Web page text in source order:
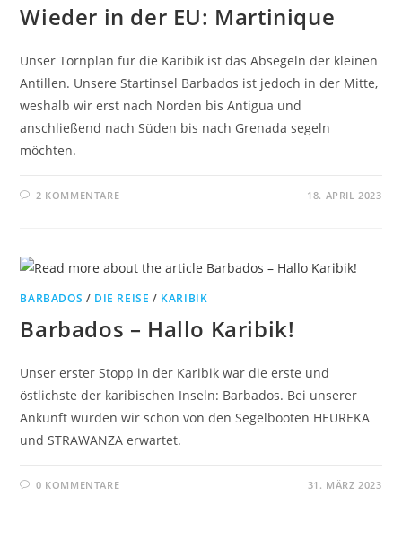
Wieder in der EU: Martinique
Unser Törnplan für die Karibik ist das Absegeln der kleinen
Antillen. Unsere Startinsel Barbados ist jedoch in der Mitte,
weshalb wir erst nach Norden bis Antigua und
anschließend nach Süden bis nach Grenada segeln
möchten.
2 KOMMENTARE 18. APRIL 2023
BARBADOS / DIE REISE / KARIBIK
Barbados – Hallo Karibik!
Unser erster Stopp in der Karibik war die erste und
östlichste der karibischen Inseln: Barbados. Bei unserer
Ankunft wurden wir schon von den Segelbooten HEUREKA
und STRAWANZA erwartet.
0 KOMMENTARE 31. MÄRZ 2023